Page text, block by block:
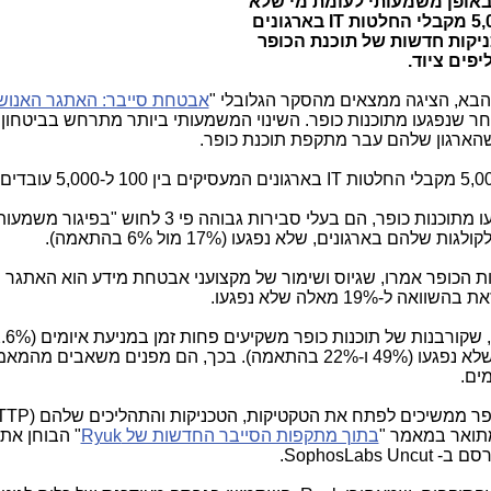
IT בארגונים
חדשות של תוכנת הכופר
ציוד.
הציגה ממצאים מהסקר הגלובלי "אבטחת סייבר: האתגר
מתוכנות כופר. השינוי המשמעותי ביותר מתרחש
שלהם עבר מתקפת תוכנת כופר.
IT
בארגונים, שנפגעו מתוכנות כופר, הם בעלי סבירות גבוהה פי 3
בארגונים, שלא נפגעו (17% מול 6% בהתאמה).
מנפגעי מתקפות הכופר אמרו, שגיוס ושימור של מקצועני אבטחת מידע הוא
מאלה שלא נפגעו.
של תוכנות כופר משקיעים פחות זמן במניעת איומים (
). זאת, בהשוואה לאלה שלא נפגעו (49% ו-22% בהתאמה). בכך, הם מפנים
ממשיכים לפתח את הטקטיקות, הטכניקות והתהליכים שלהם (
במאמר "בתוך מתקפות הסייבר החדשות שלRyuk" הבוחן
ב-SophosLabs Uncut
.